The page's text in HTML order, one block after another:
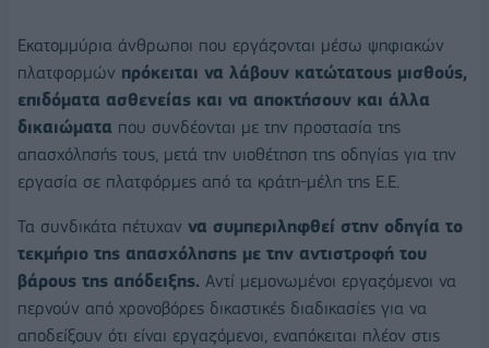
Εκατομμύρια άνθρωποι που εργάζονται μέσω ψηφιακών
πλατφορμών πρόκειται να λάβουν κατώτατους μισθούς,
επιδόματα ασθενείας και να αποκτήσουν και άλλα
δικαιώματα που συνδέονται με την προστασία της
απασχόλησής τους, μετά την υιοθέτηση της οδηγίας για την
εργασία σε πλατφόρμες από τα κράτη-μέλη της Ε.Ε.
Τα συνδικάτα πέτυχαν να συμπεριληφθεί στην οδηγία το
τεκμήριο της απασχόλησης με την αντιστροφή του
βάρους της απόδειξης. Αντί μεμονωμένοι εργαζόμενοι να
περνούν από χρονοβόρες δικαστικές διαδικασίες για να
αποδείξουν ότι είναι εργαζόμενοι, εναπόκειται πλέον στις